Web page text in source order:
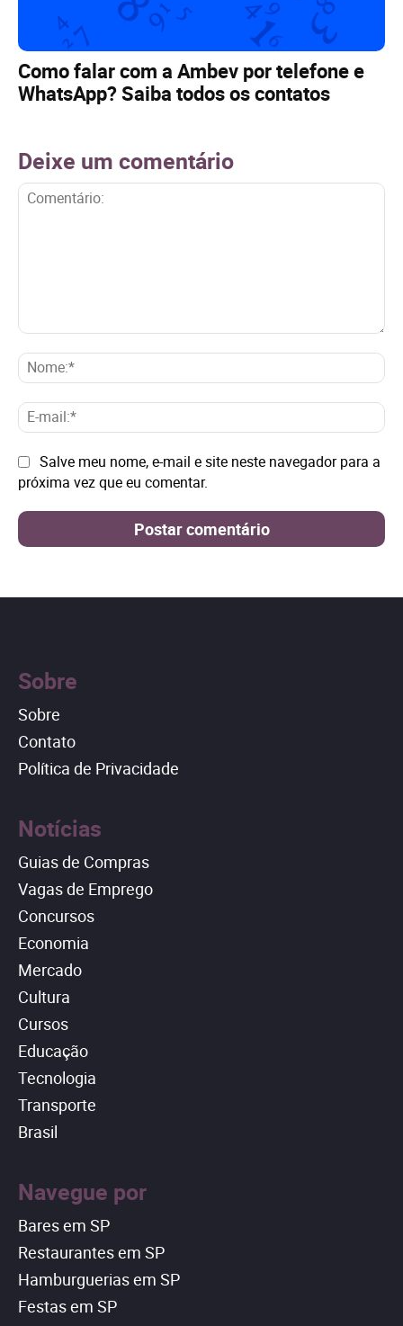
Como falar com a Ambev por telefone e
WhatsApp? Saiba todos os contatos
Deixe um comentário
E-
Site: Salve meu nome, e-mail e site neste navegador para a
próxima vez que eu comentar.
Sobre
Sobre
Contato
Política de Privacidade
Notícias
Guias de Compras
Vagas de Emprego
Concursos
Economia
Mercado
Cultura
Cursos
Educação
Tecnologia
Transporte
Brasil
Navegue por
Bares em SP
Restaurantes em SP
Hamburguerias em SP
Festas em SP